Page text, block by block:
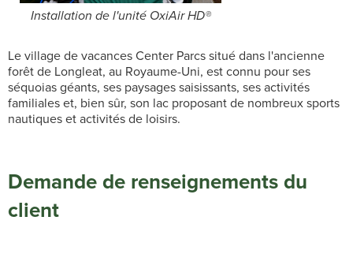
Installation de l'unité OxiAir HD®
Le village de vacances Center Parcs situé dans l'ancienne
forêt de Longleat, au Royaume-Uni, est connu pour ses
séquoias géants, ses paysages saisissants, ses activités
familiales et, bien sûr, son lac proposant de nombreux sports
nautiques et activités de loisirs.
Demande de renseignements du
client